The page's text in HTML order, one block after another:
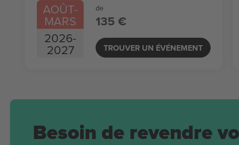
AOÛT-
MARS
2026-
2027
de
135 €
TROUVER UN ÉVÉNEMENT
Besoin de revendre